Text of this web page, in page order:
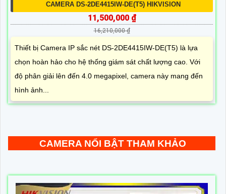
CAMERA DS-2DE4415IW-DE(T5) HIKVISION
11,500,000 ₫
16,210,000 ₫
Thiết bị Camera IP sắc nét DS-2DE4415IW-DE(T5) là lựa
chọn hoàn hảo cho hệ thống giám sát chất lượng cao. Với
độ phân giải lên đến 4.0 megapixel, camera này mang đến
hình ảnh...
CAMERA NỔI BẬT THAM KHẢO